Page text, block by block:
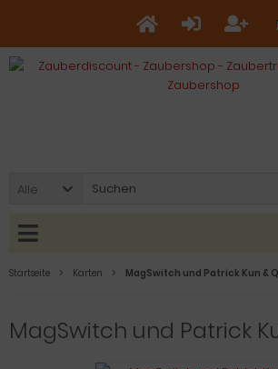
Alle
Startseite Karten MagSwitch und Patrick Kun &
MagSwitch und Patrick